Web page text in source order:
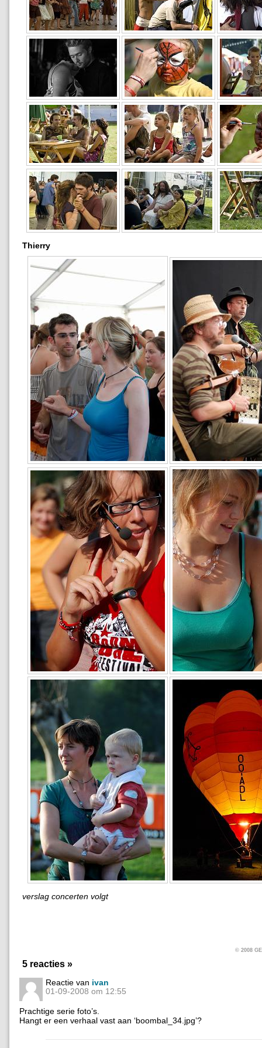
Thierry
verslag concerten volgt
© 2008
5 reacties »
Reactie van ivan
01-09-2008 om 12:55
Prachtige serie foto’s.
Hangt er een verhaal vast aan ‘boombal_34.jpg’?